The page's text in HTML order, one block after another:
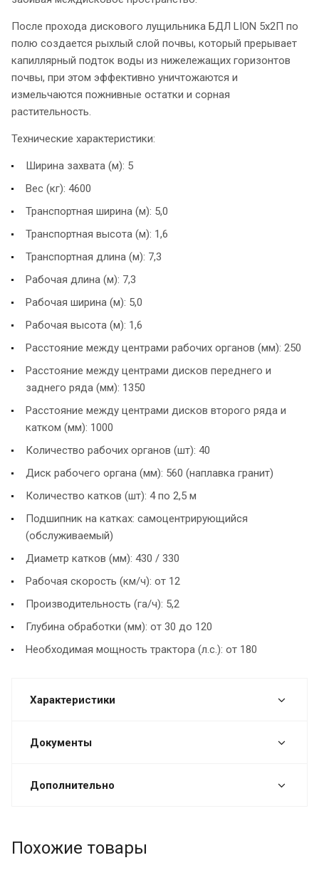
После прохода дискового лущильника БДЛ LION 5х2П по
полю создается рыхлый слой почвы, который прерывает
капиллярный подток воды из нижележащих горизонтов
почвы, при этом эффективно уничтожаются и
измельчаются пожнивные остатки и сорная
растительность.
Технические характеристики:
Ширина захвата (м): 5
Вес (кг): 4600
Транспортная ширина (м): 5,0
Транспортная высота (м): 1,6
Транспортная длина (м): 7,3
Рабочая длина (м): 7,3
Рабочая ширина (м): 5,0
Рабочая высота (м): 1,6
Расстояние между центрами рабочих органов (мм): 250
Расстояние между центрами дисков переднего и
заднего ряда (мм): 1350
Расстояние между центрами дисков второго ряда и
катком (мм): 1000
Количество рабочих органов (шт): 40
Диск рабочего органа (мм): 560 (наплавка гранит)
Количество катков (шт): 4 по 2,5 м
Подшипник на катках: самоцентрирующийся
(обслуживаемый)
Диаметр катков (мм): 430 / 330
Рабочая скорость (км/ч): от 12
Производительность (га/ч): 5,2
Глубина обработки (мм): от 30 до 120
Необходимая мощность трактора (л.с.): от 180
Характеристики
Документы
Дополнительно
Похожие товары